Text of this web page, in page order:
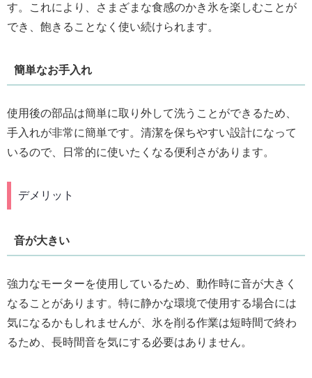
す。これにより、さまざまな食感のかき氷を楽しむことが
でき、飽きることなく使い続けられます。
簡単なお手入れ
使用後の部品は簡単に取り外して洗うことができるため、
手入れが非常に簡単です。清潔を保ちやすい設計になって
いるので、日常的に使いたくなる便利さがあります。
デメリット
音が大きい
強力なモーターを使用しているため、動作時に音が大きく
なることがあります。特に静かな環境で使用する場合には
気になるかもしれませんが、氷を削る作業は短時間で終わ
るため、長時間音を気にする必要はありません。